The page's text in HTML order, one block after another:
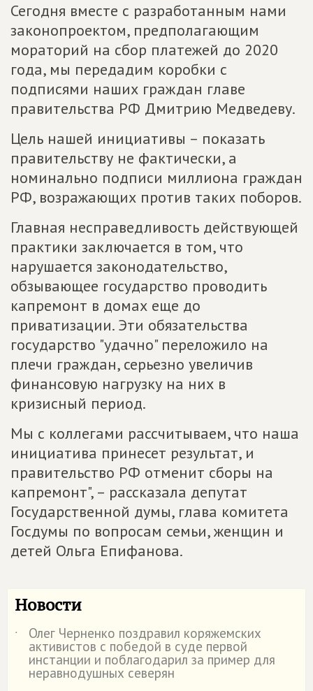
Сегодня вместе с разработанным нами
законопроектом, предполагающим
мораторий на сбор платежей до 2020
года, мы передадим коробки с
подписями наших граждан главе
правительства РФ Дмитрию Медведеву.
Цель нашей инициативы – показать
правительству не фактически, а
номинально подписи миллиона граждан
РФ, возражающих против таких поборов.
Главная несправедливость действующей
практики заключается в том, что
нарушается законодательство,
обзывающее государство проводить
капремонт в домах еще до
приватизации. Эти обязательства
государство "удачно" переложило на
плечи граждан, серьезно увеличив
финансовую нагрузку на них в
кризисный период.
Мы с коллегами рассчитываем, что наша
инициатива принесет результат, и
правительство РФ отменит сборы на
капремонт", – рассказала депутат
Государственной думы, глава комитета
Госдумы по вопросам семьи, женщин и
детей Ольга Епифанова.
Новости
˙ Олег Черненко поздравил коряжемских
активистов с победой в суде первой
инстанции и поблагодарил за пример для
неравнодушных северян